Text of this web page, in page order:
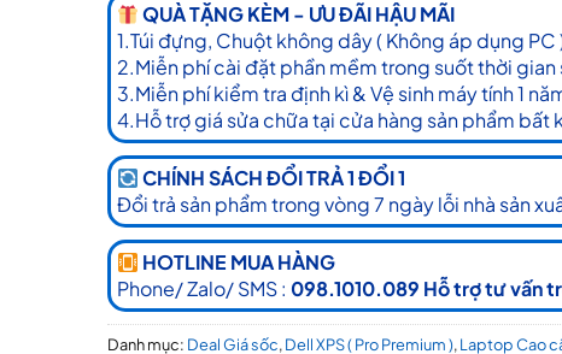
QUÀ TẶNG KÈM - ƯU ĐÃI HẬU MÃI
1.Túi đựng, Chuột không dây ( Không áp dụng PC
2.Miễn phí cài đặt phần mềm trong suốt thời gian
3.Miễn phí kiểm tra định kì & Vệ sinh máy tính 1
4.Hỗ trợ giá sửa chữa tại cửa hàng sản phẩm bất
CHÍNH SÁCH ĐỔI TRẢ 1 ĐỔI 1
Đổi trả sản phẩm trong vòng 7 ngày lỗi nhà sản
HOTLINE MUA HÀNG
Phone/ Zalo/ SMS : 098.1010.089 Hỗ trợ tư vấn
Danh mục: Deal Giá sốc,Dell XPS ( Pro Premium ),Laptop Cao